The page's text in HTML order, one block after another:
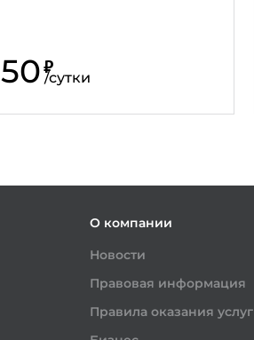
50₽
/сутки
О компании
Новости
Правовая информация
Правила оказания услуг